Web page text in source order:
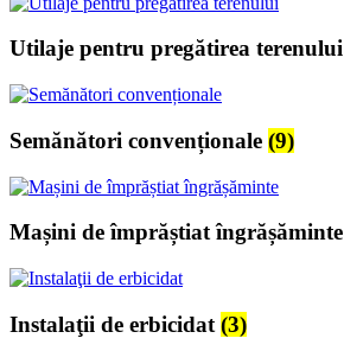
Utilaje pentru pregătirea terenului
Semănători convenționale (9)
Mașini de împrăștiat îngrășăminte
Instalaţii de erbicidat (3)